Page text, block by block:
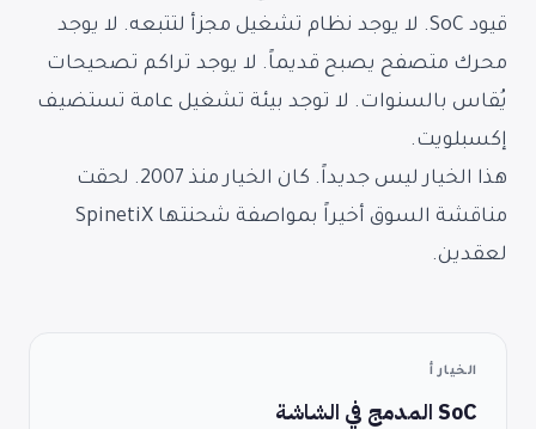
قيود SoC. لا يوجد نظام تشغيل مجزأ لتتبعه. لا يوجد
محرك متصفح يصبح قديماً. لا يوجد تراكم تصحيحات
يُقاس بالسنوات. لا توجد بيئة تشغيل عامة تستضيف
إكسبلويت.
هذا الخيار ليس جديداً. كان الخيار منذ 2007. لحقت
مناقشة السوق أخيراً بمواصفة شحنتها SpinetiX
لعقدين.
الخيار أ
SoC المدمج في الشاشة